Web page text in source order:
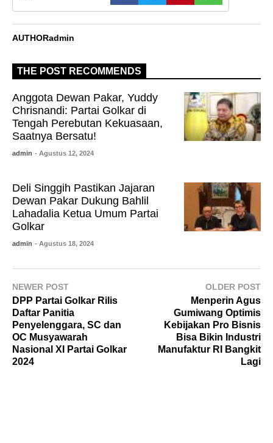
AUTHORadmin
THE POST RECOMMENDS
Anggota Dewan Pakar, Yuddy
Chrisnandi: Partai Golkar di
Tengah Perebutan Kekuasaan,
Saatnya Bersatu!
admin - Agustus 12, 2024
Deli Singgih Pastikan Jajaran
Dewan Pakar Dukung Bahlil
Lahadalia Ketua Umum Partai
Golkar
admin - Agustus 18, 2024
NEWER POST
DPP Partai Golkar Rilis
Daftar Panitia
Penyelenggara, SC dan
OC Musyawarah
Nasional XI Partai Golkar
2024
OLDER POST
Menperin Agus
Gumiwang Optimis
Kebijakan Pro Bisnis
Bisa Bikin Industri
Manufaktur RI Bangkit
Lagi